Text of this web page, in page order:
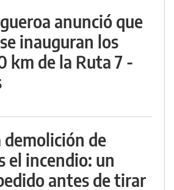
anunció que
inauguran los
km de la Ruta 7 -
demolición de
el incendio: un
antes de tirar